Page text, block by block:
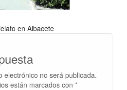
en Albacete
electrónico no será publicada.
están marcados con *